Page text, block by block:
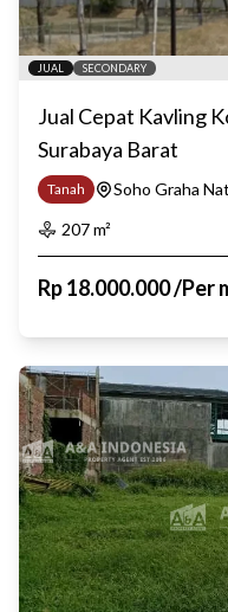
JUAL SECONDARY
Jual Cepat Kavling
Surabaya Barat
Tanah
Soho Graha
207m²
Rp18.000.000/Per